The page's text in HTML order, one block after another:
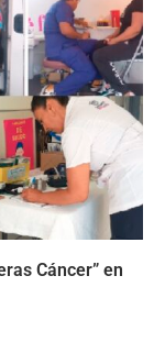
Cáncer” en